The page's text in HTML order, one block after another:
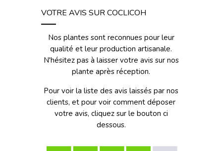
VOTRE AVIS SUR COCLICOH
Nos plantes sont reconnues pour leur
qualité et leur production artisanale.
N'hésitez pas à laisser votre avis sur nos
plante après réception.
Pour voir la liste des avis laissés par nos
clients, et pour voir comment déposer
votre avis, cliquez sur le bouton ci
dessous.